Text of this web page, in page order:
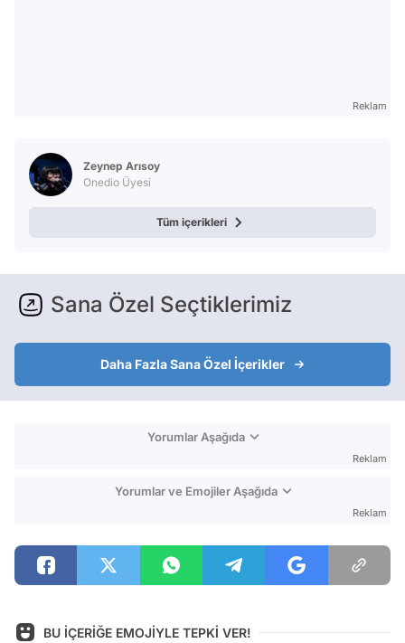
Reklam
Zeynep Arısoy
Onedio Üyesi
Tüm içerikleri
Sana Özel Seçtiklerimiz
Daha Fazla Sana Özel İçerikler
Yorumlar Aşağıda
Reklam
Yorumlar ve Emojiler Aşağıda
Reklam
BU İÇERİĞE EMOJİYLE TEPKİ VER!